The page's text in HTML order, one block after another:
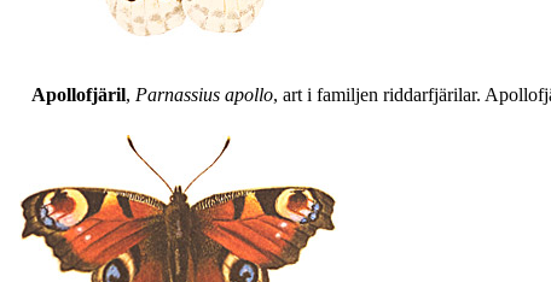
Apollofjäril, Parnassius apollo, art i familjen riddarfjärilar.